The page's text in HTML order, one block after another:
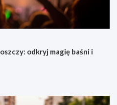
odkryj magię baśni i